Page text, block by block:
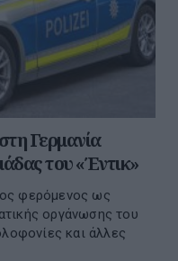
Γερμανία
του «Έντικ»
φερόμενος ως
οργάνωσης του
και άλλες